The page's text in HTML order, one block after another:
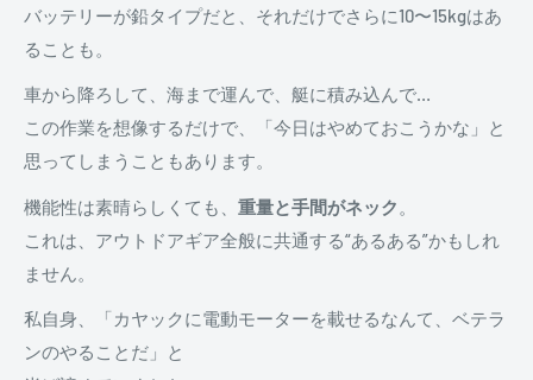
バッテリーが鉛タイプだと、それだけでさらに10〜15kgはあ
ることも。
車から降ろして、海まで運んで、艇に積み込んで…
この作業を想像するだけで、「今日はやめておこうかな」と
思ってしまうこともあります。
機能性は素晴らしくても、 重量と手間がネック 。
これは、アウトドアギア全般に共通する“あるある”かもしれ
ません。
私自身、「カヤックに電動モーターを載せるなんて、ベテラ
ンのやることだ」と